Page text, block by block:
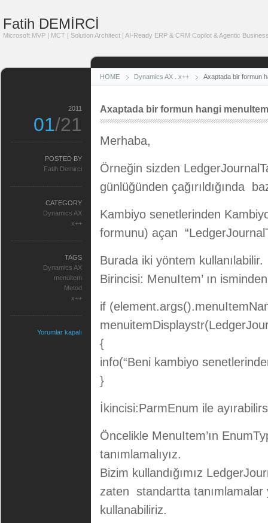
Fatih DEMİRCİ
Microsoft MVP | MCT | Solution Architect | AI-Ready ERP & CRM Copilot & Agentic
HOME Dynamics AX x++ Axaptada bir formun
Axaptada bir formun hangi menuItem
Merhaba,
Örneğin sizden
günlüğünden çağırıldığında
Kambiyo senetlerinden
formunu) açan
Burada iki yöntem kullanılabilir.
Birincisi: MenuItem’ ın
if
{
info(“Beni kambiyo
}
İkincisi:ParmEnum ile
Öncelikle MenuItem’ın
tanımlamalıyız.
Bizim kullandığımız
zaten standartta tanımlamalar
kullanabiliriz.
2011
01/21
POSTED BY
Fatih Demirci
CATEGORY
Dynamics AX
x++
TAGS
Dynamics AX
menuitem
Metod
x++
Yorumlar kapalı